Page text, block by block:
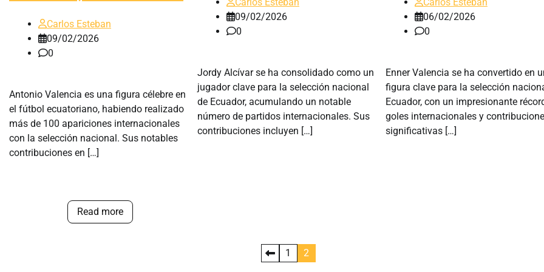
Carlos Esteban
09/02/2026
0
Antonio Valencia es una figura célebre en
el fútbol ecuatoriano, habiendo realizado
más de 100 apariciones internacionales
con la selección nacional. Sus notables
contribuciones en […]
09/02/2026
0
Jordy Alcívar se ha consolidado como un
jugador clave para la selección nacional
de Ecuador, acumulando un notable
número de partidos internacionales. Sus
contribuciones incluyen […]
06/02/2026
0
Enner Valencia se ha convertido en
figura clave para la selección
Ecuador, con un impresionante
goles internacionales y
significativas […]
Read more
1 2